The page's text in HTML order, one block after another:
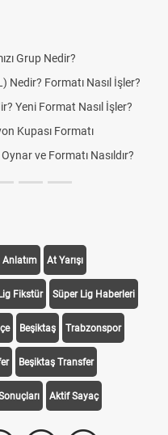
Grup Nedir?
Formatı Nasıl İşler?
Yeni Format Nasıl İşler?
Kupası Formatı
ve Formatı Nasıldır?
Anlatım At Yarışı
Fikstür Süper Lig Haberleri
Beşiktaş Trabzonspor
Beşiktaş Transfer
Aktif Sayaç